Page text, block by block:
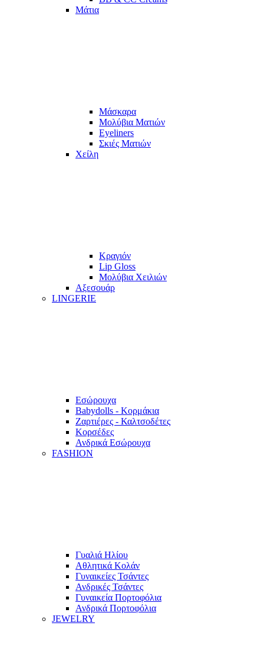
Μάτια
Μάσκαρα
Μολύβια Ματιών
Eyeliners
Σκιές Ματιών
Χείλη
Κραγιόν
Lip Gloss
Μολύβια Χειλιών
Αξεσουάρ
LINGERIE
Εσώρουχα
Babydolls - Κορμάκια
Ζαρτιέρες - Καλτσοδέτες
Κορσέδες
Ανδρικά Εσώρουχα
FASHION
Γυαλιά Ηλίου
Αθλητικά Κολάν
Γυναικείες Τσάντες
Ανδρικές Τσάντες
Γυναικεία Πορτοφόλια
Ανδρικά Πορτοφόλια
JEWELRY